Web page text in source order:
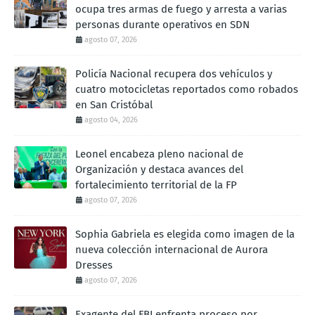
ocupa tres armas de fuego y arresta a varias
personas durante operativos en SDN
agosto 07, 2026
Policía Nacional recupera dos vehículos y
cuatro motocicletas reportados como robados
en San Cristóbal
agosto 04, 2026
Leonel encabeza pleno nacional de
Organización y destaca avances del
fortalecimiento territorial de la FP
agosto 07, 2026
Sophia Gabriela es elegida como imagen de la
nueva colección internacional de Aurora
Dresses
agosto 07, 2026